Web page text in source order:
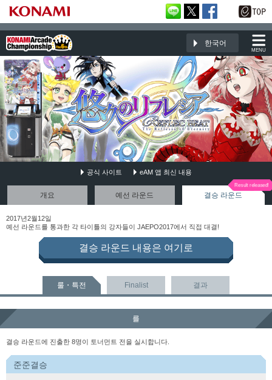
MENU
한국어
공식 사이트 eAM 앱 최신 내용
개요 예선 라운드 결승 라운드
2017년2월12일
예선 라운드를 통과한 각 타이틀의 강자들이 JAEPO2017에서 직접 대결!
결승 라운드 내용은 여기로
룰・특전 Finalist 결과
를
결승 라운드에 진출한 8명이 토너먼트 전을 실시합니다.
준준결승